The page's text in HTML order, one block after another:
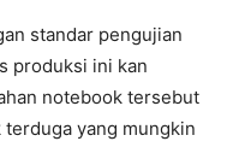
standar pengujian
produksi ini kan
notebook tersebut
yang mungkin